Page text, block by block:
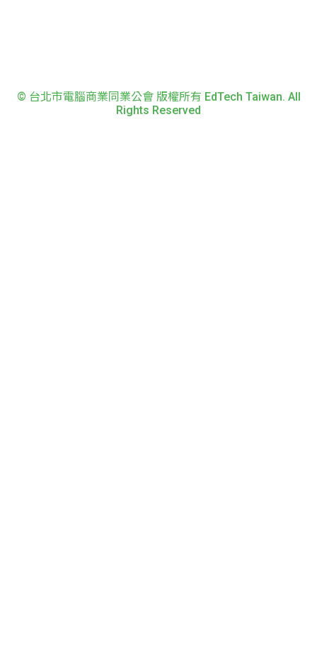
© 台北市電腦商業同業公會 版權所有 EdTech Taiwan. All
Rights Reserved